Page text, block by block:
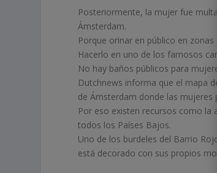
Posteriormente, la mujer fue
Ámsterdam.
Porque orinar en público en
Hacerlo en uno de los famosos
No hay baños públicos para
Dutchnews informa que el mapa
de Ámsterdam donde las mujeres
Por eso existen recursos como la
todos los Países Bajos.
Uno de los burdeles del Barrio
está decorado con sus propios